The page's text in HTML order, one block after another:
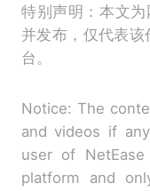
特别声明：本文为
并发布，仅代表
台。
Notice: The
and videos if
user of
platform and